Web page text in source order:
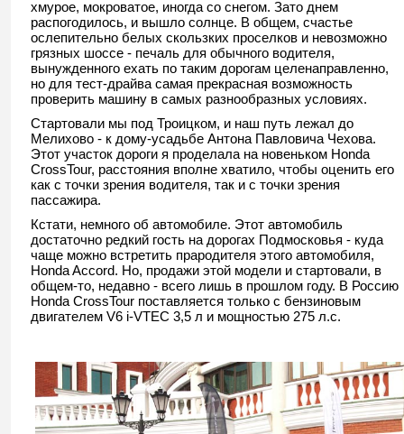
хмурое, мокроватое, иногда со снегом. Зато днем
распогодилось, и вышло солнце. В общем, счастье
ослепительно белых скользких проселков и невозможно
грязных шоссе - печаль для обычного водителя,
вынужденного ехать по таким дорогам целенаправленно,
но для тест-драйва самая прекрасная возможность
проверить машину в самых разнообразных условиях.
Стартовали мы под Троицком, и наш путь лежал до
Мелихово - к дому-усадьбе Антона Павловича Чехова.
Этот участок дороги я проделала на новеньком Honda
CrossTour, расстояния вполне хватило, чтобы оценить его
как с точки зрения водителя, так и с точки зрения
пассажира.
Кстати, немного об автомобиле. Этот автомобиль
достаточно редкий гость на дорогах Подмосковья - куда
чаще можно встретить прародителя этого автомобиля,
Honda Accord. Но, продажи этой модели и стартовали, в
общем-то, недавно - всего лишь в прошлом году. В Россию
Honda CrossTour поставляется только с бензиновым
двигателем V6 i-VTEC 3,5 л и мощностью 275 л.с.